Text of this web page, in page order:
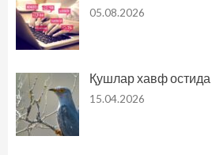
05.08.2026
Қушлар хавф остида
15.04.2026